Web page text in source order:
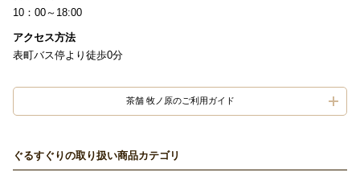
10：00～18:00
アクセス方法
表町バス停より徒歩0分
茶舗 牧ノ原のご利用ガイド
ぐるすぐりの取り扱い商品カテゴリ